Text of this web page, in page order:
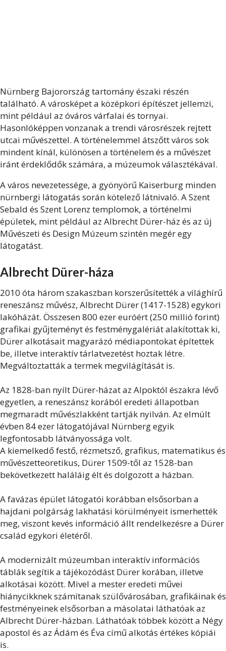
Nürnberg Bajorország tartomány északi részén
található. A városképet a középkori építészet jellemzi,
mint például az óváros várfalai és tornyai.
Hasonlóképpen vonzanak a trendi városrészek rejtett
utcai művészettel. A történelemmel átszőtt város sok
mindent kínál, különösen a történelem és a művészet
iránt érdeklődők számára, a múzeumok választékával.
A város nevezetessége, a gyönyörű Kaiserburg minden
nürnbergi látogatás során kötelező látnivaló. A Szent
Sebald és Szent Lorenz templomok, a történelmi
épületek, mint például az Albrecht Dürer-ház és az új
Művészeti és Design Múzeum szintén megér egy
látogatást.
Albrecht Dürer-háza
2010 óta három szakaszban korszerűsítették a világhírű
reneszánsz művész, Albrecht Dürer (1417-1528) egykori
lakóházát. Összesen 800 ezer euróért (250 millió forint)
grafikai gyűjteményt és festménygalériát alakítottak ki,
Dürer alkotásait magyarázó médiapontokat építettek
be, illetve interaktív tárlatvezetést hoztak létre.
Megváltoztatták a termek megvilágítását is.
Az 1828-ban nyílt Dürer-házat az Alpoktól északra lévő
egyetlen, a reneszánsz korából eredeti állapotban
megmaradt művészlakként tartják nyilván. Az elmúlt
évben 84 ezer látogatójával Nürnberg egyik
legfontosabb látványossága volt.
A kiemelkedő festő, rézmetsző, grafikus, matematikus és
művészetteoretikus, Dürer 1509-től az 1528-ban
bekövetkezett haláláig élt és dolgozott a házban.
A favázas épület látogatói korábban elsősorban a
hajdani polgárság lakhatási körülményeit ismerhették
meg, viszont kevés információ állt rendelkezésre a Dürer
család egykori életéről.
A modernizált múzeumban interaktív információs
táblák segítik a tájékozódást Dürer korában, illetve
alkotásai között. Mivel a mester eredeti művei
hiánycikknek számítanak szülővárosában, grafikáinak és
festményeinek elsősorban a másolatai láthatóak az
Albrecht Dürer-házban. Láthatóak többek között a Négy
apostol és az Ádám és Éva című alkotás értékes kópiái
is.